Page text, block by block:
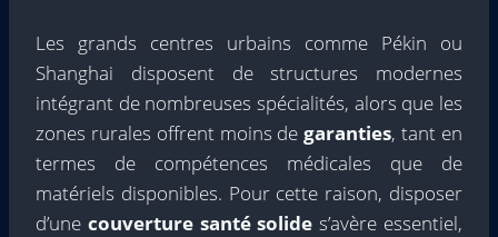
Les grands centres urbains comme Pékin ou
Shanghai disposent de structures modernes
intégrant de nombreuses spécialités, alors que les
zones rurales offrent moins degaranties, tant en
termes de compétences médicales que de
matériels disponibles. Pour cette raison, disposer
d’une couverture santé solide s’avère essentiel,